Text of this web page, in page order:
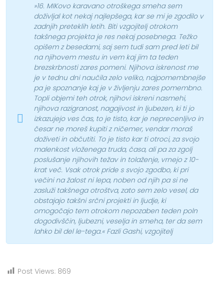
»16. MIKovo karavano otroškega smeha sem
doživljal kot nekaj najlepšega, kar se mi je zgodilo v
zadnjih preteklih letih. Biti vzgojitelj otrokom
takšnega projekta je res nekaj posebnega. Težko
opišem z besedami, saj sem tudi sam pred leti bil
na njihovem mestu in vem kaj jim ta teden
brezskrbnosti zares pomeni. Njihova iskrenost me
je v tednu dni naučila zelo veliko, najpomembnejše
pa je spoznanje kaj je v življenju zares pomembno.
Topli objemi teh otrok, njihovi iskreni nasmehi,
njihova razigranost, nagajivost in ljubezen, ki ti jo
izkazujejo ves čas, to je tisto, kar je neprecenljivo in
česar ne moreš kupiti z ničemer, vendar moraš
doživeti in občutiti. To je tisto kar ti otroci, za svojo
malenkost vloženega truda, časa, ali pa za zgolj
poslušanje njihovih težav in tolaženje, vrnejo z 10-
krat več. Vsak otrok pride s svojo zgodbo, ki pri
večini na žalost ni lepa, noben od njih pa si ne
zasluži takšnega otroštva, zato sem zelo vesel, da
obstajajo takšni srčni projekti in ljudje, ki
omogočajo tem otrokom nepozaben teden poln
dogodivščin, ljubezni, veselja in smeha, ter da sem
lahko bil del le-tega.« Fazli Gashi, vzgojitelj
Post Views: 869